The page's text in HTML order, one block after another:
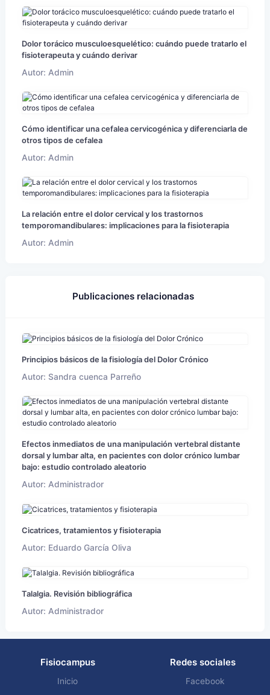
Dolor torácico musculoesquelético: cuándo puede tratarlo el
fisioterapeuta y cuándo derivar
Autor: Admin
Cómo identificar una cefalea cervicogénica y diferenciarla de
otros tipos de cefalea
Autor: Admin
La relación entre el dolor cervical y los trastornos
temporomandibulares: implicaciones para la fisioterapia
Autor: Admin
Publicaciones relacionadas
Principios básicos de la fisiología del Dolor Crónico
Autor: Sandra cuenca Parreño
Efectos inmediatos de una manipulación vertebral distante
dorsal y lumbar alta, en pacientes con dolor crónico lumbar
bajo: estudio controlado aleatorio
Autor: Administrador
Cicatrices, tratamientos y fisioterapia
Autor: Eduardo García Oliva
Talalgia. Revisión bibliográfica
Autor: Administrador
Fisiocampus
Inicio
Redes sociales
Facebook